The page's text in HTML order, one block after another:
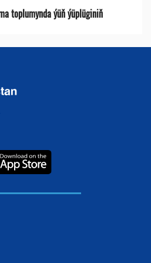
toplumynda ýüň ýüplüginiň